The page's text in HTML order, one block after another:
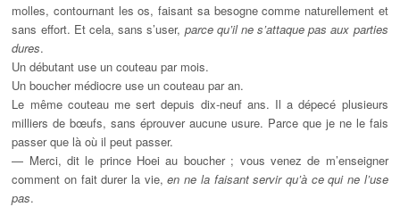
molles, contournant les os, faisant sa besogne comme naturellement et
sans effort. Et cela, sans s’user, parce qu’il ne s’attaque pas aux parties
dures.
Un débutant use un couteau par mois.
Un boucher médiocre use un couteau par an.
Le même couteau me sert depuis dix-neuf ans. Il a dépecé plusieurs
milliers de bœufs, sans éprouver aucune usure. Parce que je ne le fais
passer que là où il peut passer.
— Merci, dit le prince Hoei au boucher ; vous venez de m’enseigner
comment on fait durer la vie,en ne la faisant servir qu’à ce qui ne l’use
pas.